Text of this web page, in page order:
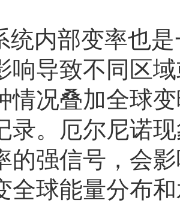
统内部变率也
响导致不同区
情况叠加全球
录。厄尔尼诺
的强信号，会
全球能量分布